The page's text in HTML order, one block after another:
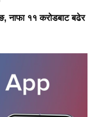
नाफा ११ करोडबाट बढेर